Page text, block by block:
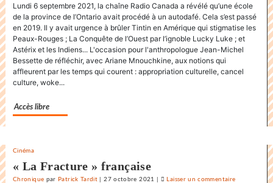
endiablée
du
«
Karnawal
Lundi 6 septembre 2021, la chaîne Radio Canada a révélé qu’une école
de la province de l’Ontario avait procédé à un autodafé. Cela s’est passé
en 2019. Il y avait urgence à brûler Tintin en Amérique qui stigmatise les
Peaux-Rouges ; La Conquête de l’Ouest par l’ignoble Lucky Luke ; et
Astérix et les Indiens... L'occasion pour l'anthropologue Jean-Michel
Bessette de réfléchir, avec Ariane Mnouchkine, aux notions qui
affleurent par les temps qui courent : appropriation culturelle, cancel
culture, woke...
Accès libre
Cinéma
« La Fracture » française
Chronique par Patrick Tardit |27 octobre 2021 Laisser un commentaire